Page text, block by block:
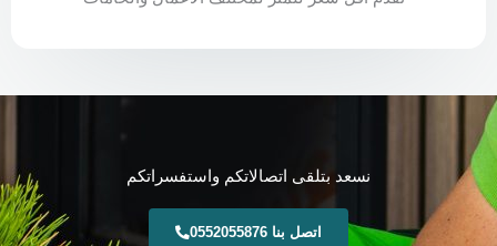
نسعد بتلقى اتصالاتكم واستفسراتكم
اتصل بنا 0552055876